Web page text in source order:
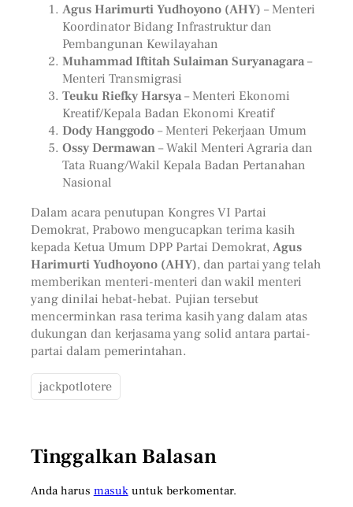
Agus Harimurti Yudhoyono (AHY) – Menteri
Koordinator Bidang Infrastruktur dan
Pembangunan Kewilayahan
Muhammad Iftitah Sulaiman Suryanagara–
Menteri Transmigrasi
Teuku Riefky Harsya– Menteri Ekonomi
Kreatif/Kepala Badan Ekonomi Kreatif
Dody Hanggodo– Menteri Pekerjaan Umum
Ossy Dermawan– Wakil Menteri Agraria dan
Tata Ruang/Wakil Kepala Badan Pertanahan
Nasional
Dalam acara penutupan Kongres VI Partai
Demokrat, Prabowo mengucapkan terima kasih
kepada Ketua Umum DPP Partai Demokrat, Agus
Harimurti Yudhoyono (AHY), dan partai yang telah
memberikan menteri-menteri dan wakil menteri
yang dinilai hebat-hebat. Pujian tersebut
mencerminkan rasa terima kasih yang dalam atas
dukungan dan kerjasama yang solid antara partai-
partai dalam pemerintahan.
jackpotlotere
Tinggalkan Balasan
Anda harus masukuntuk berkomentar.